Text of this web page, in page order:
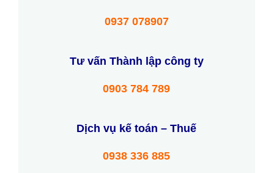
0937 078907
Tư vấn Thành lập công ty
0903 784 789
Dịch vụ kế toán – Thuế
0938 336 885